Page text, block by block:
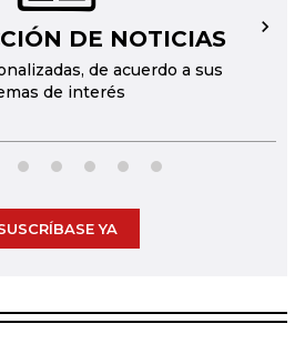
DE NOTICIAS
de acuerdo a sus
de interés
→
YA